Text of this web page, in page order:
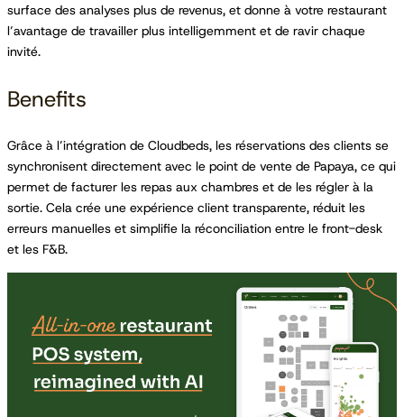
surface des analyses plus de revenus, et donne à votre restaurant
l’avantage de travailler plus intelligemment et de ravir chaque
invité.
Benefits
Grâce à l’intégration de Cloudbeds, les réservations des clients se
synchronisent directement avec le point de vente de Papaya, ce qui
permet de facturer les repas aux chambres et de les régler à la
sortie. Cela crée une expérience client transparente, réduit les
erreurs manuelles et simplifie la réconciliation entre le front-desk
et les F&B.